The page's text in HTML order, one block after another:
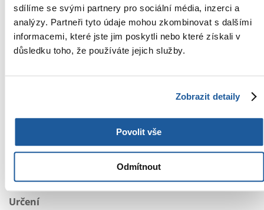
sdílíme se svými partnery pro sociální média, inzerci a
analýzy. Partneři tyto údaje mohou zkombinovat s dalšími
informacemi, které jste jim poskytli nebo které získali v
důsledku toho, že používáte jejich služby.
Zobrazit detaily
Povolit vše
Odmítnout
NOVÝ PŘÍSPĚVEK
Parametry
Určení